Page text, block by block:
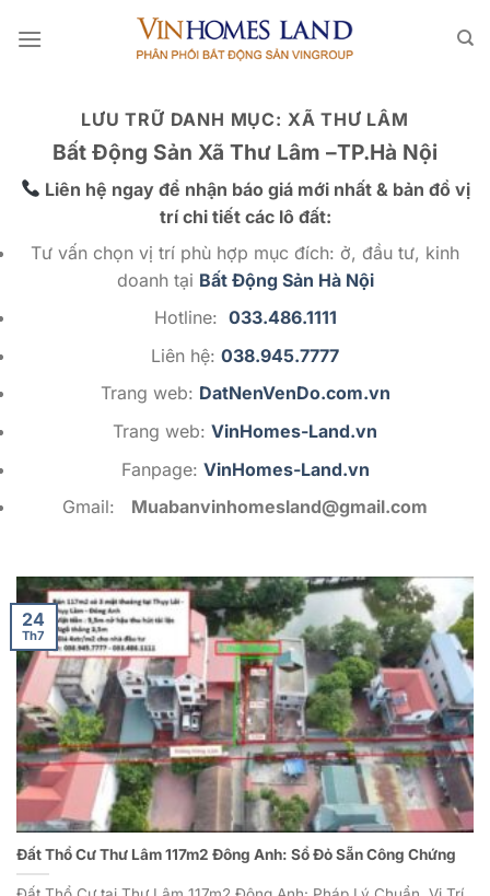
qua
LƯU TRỮ DANH MỤC: XÃ THƯ LÂM
Bất Động Sản Xã Thư Lâm –TP.Hà Nội
Liên hệ ngay để nhận báo giá mới nhất & bản đồ vị
trí chi tiết các lô đất:
Tư vấn chọn vị trí phù hợp mục đích: ở, đầu tư, kinh
doanh tại Bất Động Sản Hà Nội
Hotline: 033.486.1111
Liên hệ: 038.945.7777
Trang web: DatNenVenDo.com.vn
Trang web: VinHomes-Land.vn
Fanpage: VinHomes-Land.vn
Gmail: Muabanvinhomesland@gmail.com
Đất Thổ Cư Thư Lâm 117m2 Đông Anh: Sổ Đỏ Sẵn Công Chứng
24
Th7